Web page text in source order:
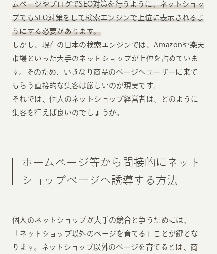
ムページやブログでSEO対策を行うように、ネットショッ
プでもSEO対策をして検索エンジンで上位に表示されるよ
うにする必要があります。
しかし、現在の日本の検索エンジンでは、Amazonや楽天
市場といった大手のネットショップが上位を占めていま
す。そのため、いきなり商品のページへユーザーに来て
もらう直接的な集客は厳しいのが現実です。
それでは、個人のネットショップ経営者は、どのように
集客を行えば良いのでしょうか。
ホームページ等から間接的にネット
ショップページへ誘導する方法
個人のネットショップが大手の競合と争うためには、
「ネットショップ以外のページを育てる」ことが鍵とな
ります。ネットショップ以外のページを育てるとは、商